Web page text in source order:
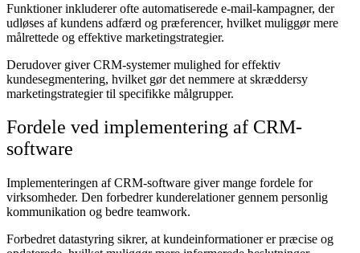
Funktioner inkluderer ofte automatiserede e-mail-kampagner, der
udløses af kundens adfærd og præferencer, hvilket muliggør mere
målrettede og effektive marketingstrategier.
Derudover giver CRM-systemer mulighed for effektiv
kundesegmentering, hvilket gør det nemmere at skræddersy
marketingstrategier til specifikke målgrupper.
Fordele ved implementering af CRM-
software
Implementeringen af CRM-software giver mange fordele for
virksomheder. Den forbedrer kunderelationer gennem personlig
kommunikation og bedre teamwork.
Forbedret datastyring sikrer, at kundeinformationer er præcise og